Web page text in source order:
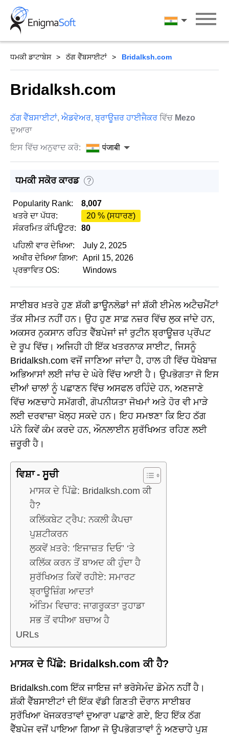
Skip
content
पंजाबी
ਧਮਕੀ ਡਾਟਾਬੇਸ ਠੱਗ ਵੈੱਬਸਾਈਟਾਂ Bridalksh.com
Bridalksh.com
ਠੱਗ ਵੈੱਬਸਾਈਟਾਂ, ਐਡਵੇਅਰ,ਬ੍ਰਾਊਜ਼ਰ ਹਾਈਜੈਕਰ ਵਿੱਚ Mezo
ਦੁਆਰਾ
ਇਸ ਵਿੱਚ ਅਨੁਵਾਦ ਕਰੋ:
पंजाबी
ਧਮਕੀ ਸਕੋਰ ਕਾਰਡ ?
Popularity Rank:
8,007
ਖਤਰੇ ਦਾ ਪੱਧਰ:
20 % (ਸਧਾਰਣ)
ਸੰਕਰਮਿਤ ਕੰਪਿਊਟਰ:
80
ਪਹਿਲੀ ਵਾਰ ਦੇਖਿਆ:
July 2, 2025
ਅਖੀਰ ਦੇਖਿਆ ਗਿਆ:
April 15, 2026
ਪ੍ਰਭਾਵਿਤ OS:
Windows
ਸਾਈਬਰ ਖ਼ਤਰੇ ਹੁਣ ਸ਼ੱਕੀ ਡਾਊਨਲੋਡਾਂ ਜਾਂ ਸ਼ੱਕੀ ਈਮੇਲ ਅਟੈਚਮੈਂਟਾਂ
ਤੱਕ ਸੀਮਤ ਨਹੀਂ ਹਨ। ਉਹ ਹੁਣ ਸਾਫ਼ ਨਜ਼ਰ ਵਿੱਚ ਲੁਕ ਜਾਂਦੇ ਹਨ,
ਅਕਸਰ ਨੁਕਸਾਨ ਰਹਿਤ ਵੈੱਬਪੇਜਾਂ ਜਾਂ ਰੁਟੀਨ ਬ੍ਰਾਊਜ਼ਰ ਪ੍ਰੋਂਪਟ
ਦੇ ਰੂਪ ਵਿੱਚ। ਅਜਿਹੀ ਹੀ ਇੱਕ ਖਤਰਨਾਕ ਸਾਈਟ, ਜਿਸਨੂੰ
Bridalksh.com ਵਜੋਂ ਜਾਣਿਆ ਜਾਂਦਾ ਹੈ, ਹਾਲ ਹੀ ਵਿੱਚ ਧੋਖੇਬਾਜ਼
ਅਭਿਆਸਾਂ ਲਈ ਜਾਂਚ ਦੇ ਘੇਰੇ ਵਿੱਚ ਆਈ ਹੈ। ਉਪਭੋਗਤਾ ਜੋ ਇਸ
ਦੀਆਂ ਚਾਲਾਂ ਨੂੰ ਪਛਾਣਨ ਵਿੱਚ ਅਸਫਲ ਰਹਿੰਦੇ ਹਨ, ਅਣਜਾਣੇ
ਵਿੱਚ ਅਣਚਾਹੇ ਸਮੱਗਰੀ, ਗੋਪਨੀਯਤਾ ਜੋਖਮਾਂ ਅਤੇ ਹੋਰ ਵੀ ਮਾੜੇ
ਲਈ ਦਰਵਾਜ਼ਾ ਖੋਲ੍ਹ ਸਕਦੇ ਹਨ। ਇਹ ਸਮਝਣਾ ਕਿ ਇਹ ਠੱਗ
ਪੰਨੇ ਕਿਵੇਂ ਕੰਮ ਕਰਦੇ ਹਨ, ਔਨਲਾਈਨ ਸੁਰੱਖਿਅਤ ਰਹਿਣ ਲਈ
ਜ਼ਰੂਰੀ ਹੈ।
ਵਿਸ਼ਾ - ਸੂਚੀ
ਮਾਸਕ ਦੇ ਪਿੱਛੇ: Bridalksh.com ਕੀ
ਹੈ?
ਕਲਿੱਕਬੇਟ ਟ੍ਰੈਪ: ਨਕਲੀ ਕੈਪਚਾ
ਪੁਸ਼ਟੀਕਰਨ
ਲੁਕਵੇਂ ਖ਼ਤਰੇ: ‘ਇਜਾਜ਼ਤ ਦਿਓ’ ‘ਤੇ
ਕਲਿੱਕ ਕਰਨ ਤੋਂ ਬਾਅਦ ਕੀ ਹੁੰਦਾ ਹੈ
ਸੁਰੱਖਿਅਤ ਕਿਵੇਂ ਰਹੀਏ: ਸਮਾਰਟ
ਬ੍ਰਾਊਜ਼ਿੰਗ ਆਦਤਾਂ
ਅੰਤਿਮ ਵਿਚਾਰ: ਜਾਗਰੂਕਤਾ ਤੁਹਾਡਾ
ਸਭ ਤੋਂ ਵਧੀਆ ਬਚਾਅ ਹੈ
URLs
ਮਾਸਕ ਦੇ ਪਿੱਛੇ: Bridalksh.com ਕੀ ਹੈ?
Bridalksh.com ਇੱਕ ਜਾਇਜ਼ ਜਾਂ ਭਰੋਸੇਮੰਦ ਡੋਮੇਨ ਨਹੀਂ ਹੈ।
ਸ਼ੱਕੀ ਵੈੱਬਸਾਈਟਾਂ ਦੀ ਇੱਕ ਵੱਡੀ ਗਿਣਤੀ ਦੌਰਾਨ ਸਾਈਬਰ
ਸੁਰੱਖਿਆ ਖੋਜਕਰਤਾਵਾਂ ਦੁਆਰਾ ਪਛਾਣੇ ਗਏ, ਇਹ ਇੱਕ ਠੱਗ
ਵੈੱਬਪੇਜ ਵਜੋਂ ਪਾਇਆ ਗਿਆ ਜੋ ਉਪਭੋਗਤਾਵਾਂ ਨੂੰ ਅਣਚਾਹੇ ਪੁਸ਼